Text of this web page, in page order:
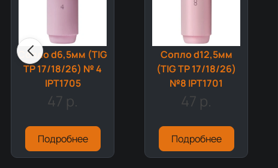
Сопло d6,5мм (TIG
TP 17/18/26) № 4
IPT1705
47 р.
Подробнее
Сопло d12,5мм
(TIG TP 17/18/26)
№8 IPT1701
47 р.
Подробнее